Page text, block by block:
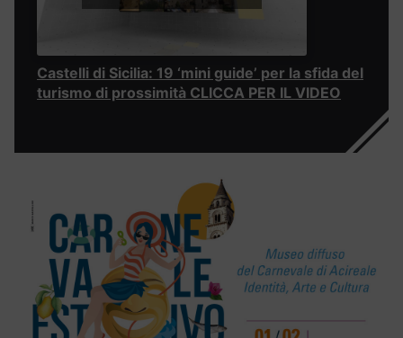
Castelli di Sicilia: 19 ‘mini guide’ per la sfida del
turismo di prossimità CLICCA PER IL VIDEO